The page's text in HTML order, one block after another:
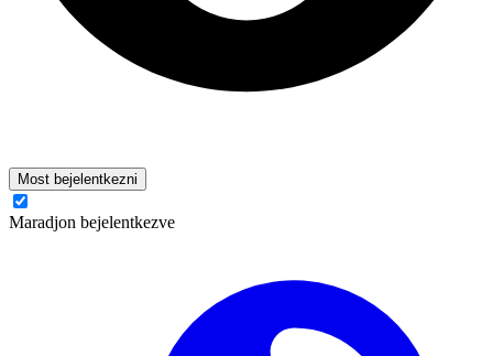
Most bejelentkezni
Maradjon bejelentkezve